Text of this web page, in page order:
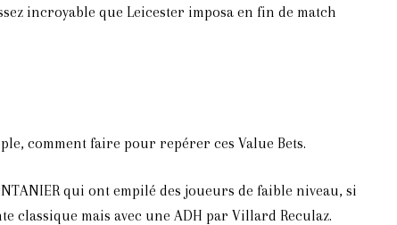
incroyable que Leicester imposa en fin de match
comment faire pour repérer ces Value Bets.
qui ont empilé des joueurs de faible niveau, si
classique mais avec une ADH par Villard Reculaz.